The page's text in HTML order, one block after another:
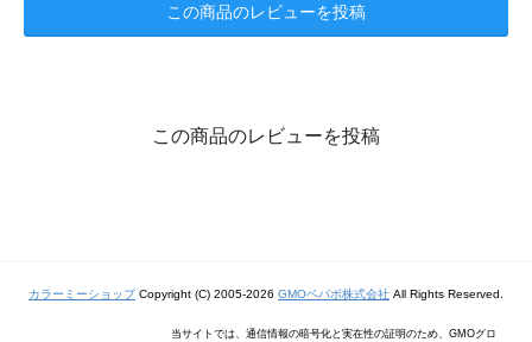
この商品のレビューを投稿
この商品のレビューを投稿
カラーミーショップCopyright (C) 2005-2026 GMOペパボ株式会社 All Rights Reserved.
当サイトでは、通信情報の暗号化と実在性の証明のため、GMOグロ